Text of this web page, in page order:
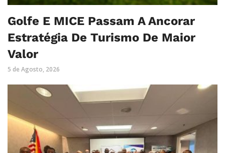
Golfe E MICE Passam A Ancorar
Estratégia De Turismo De Maior
Valor
5 de Agosto, 2026